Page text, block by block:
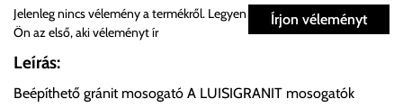
Személyes átvétel:
Önnek lehetősége van rendelését a beérkezést követően
ingyenesen átvenni Budapesti Cégcsoportunk Stúdiójában
előre egyeztetett időpontban.
Írjon véleményt
Jelenleg nincs vélemény a termékről. Legyen
Ön az első, aki véleményt ír
Leírás:
Beépíthető gránit mosogató A LUISIGRANIT mosogatók